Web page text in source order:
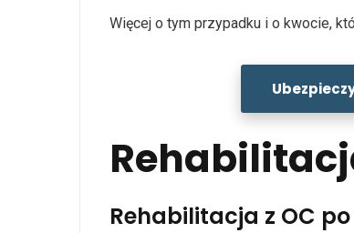
Więcej o tym przypadku i o kwocie,
Rehabilitacja z OC